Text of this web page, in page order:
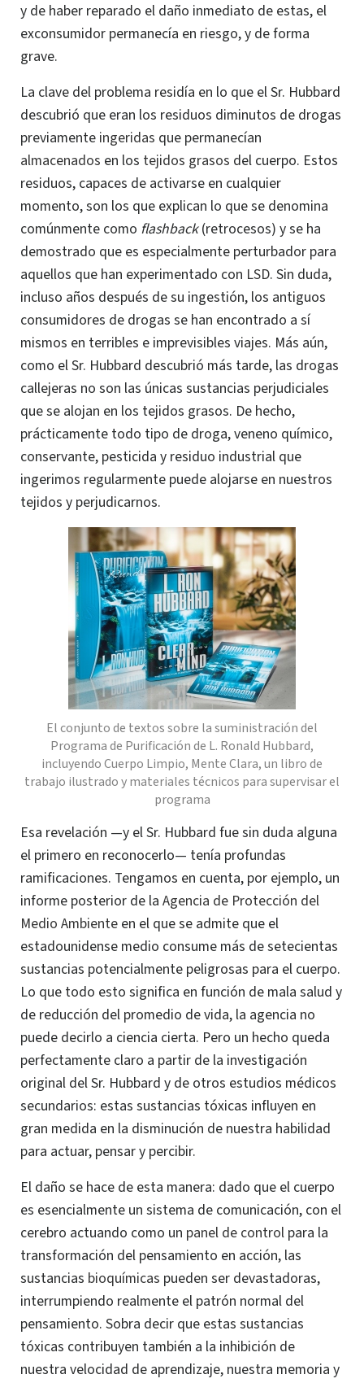
y de haber reparado el daño inmediato de estas, el
exconsumidor permanecía en riesgo, y de forma
grave.
La clave del problema residía en lo que el Sr. Hubbard
descubrió que eran los residuos diminutos de drogas
previamente ingeridas que permanecían
almacenados en los tejidos grasos del cuerpo. Estos
residuos, capaces de activarse en cualquier
momento, son los que explican lo que se denomina
comúnmente como flashback(retrocesos) y se ha
demostrado que es especialmente perturbador para
aquellos que han experimentado con LSD. Sin duda,
incluso años después de su ingestión, los antiguos
consumidores de drogas se han encontrado a sí
mismos en terribles e imprevisibles viajes. Más aún,
como el Sr. Hubbard descubrió más tarde, las drogas
callejeras no son las únicas sustancias perjudiciales
que se alojan en los tejidos grasos. De hecho,
prácticamente todo tipo de droga, veneno químico,
conservante, pesticida y residuo industrial que
ingerimos regularmente puede alojarse en nuestros
tejidos y perjudicarnos.
El conjunto de textossobre la suministración del
Programa de Purificación de L. Ronald Hubbard,
incluyendoCuerpo Limpio, Mente Clara,un libro de
trabajo ilustrado y materiales técnicos para supervisar el
programa
Esa revelación —y el Sr. Hubbard fue sin duda alguna
el primero en reconocerlo— tenía profundas
ramificaciones. Tengamos en cuenta, por ejemplo, un
informe posterior de la Agencia de Protección del
Medio Ambiente en el que se admite que el
estadounidense medio consume más de setecientas
sustancias potencialmente peligrosas para el cuerpo.
Lo que todo esto significa en función de mala salud y
de reducción del promedio de vida, la agencia no
puede decirlo a ciencia cierta. Pero un hecho queda
perfectamente claro a partir de la investigación
original del Sr. Hubbard y de otros estudios médicos
secundarios: estas sustancias tóxicas influyen en
gran medida en la disminución de nuestra habilidad
para actuar, pensar y percibir.
El daño se hace de esta manera: dado que el cuerpo
es esencialmente un sistema de comunicación, con el
cerebro actuando como un panel de control para la
transformación del pensamiento en acción, las
sustancias bioquímicas pueden ser devastadoras,
interrumpiendo realmente el patrón normal del
pensamiento. Sobra decir que estas sustancias
tóxicas contribuyen también a la inhibición de
nuestra velocidad de aprendizaje, nuestra memoria y